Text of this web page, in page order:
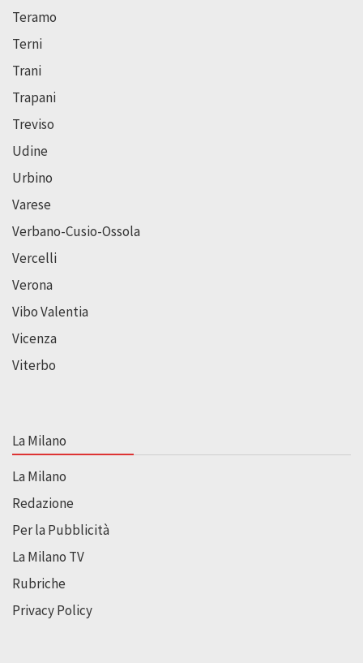
Teramo
Terni
Trani
Trapani
Treviso
Udine
Urbino
Varese
Verbano-Cusio-Ossola
Vercelli
Verona
Vibo Valentia
Vicenza
Viterbo
La Milano
La Milano
Redazione
Per la Pubblicità
La Milano TV
Rubriche
Privacy Policy